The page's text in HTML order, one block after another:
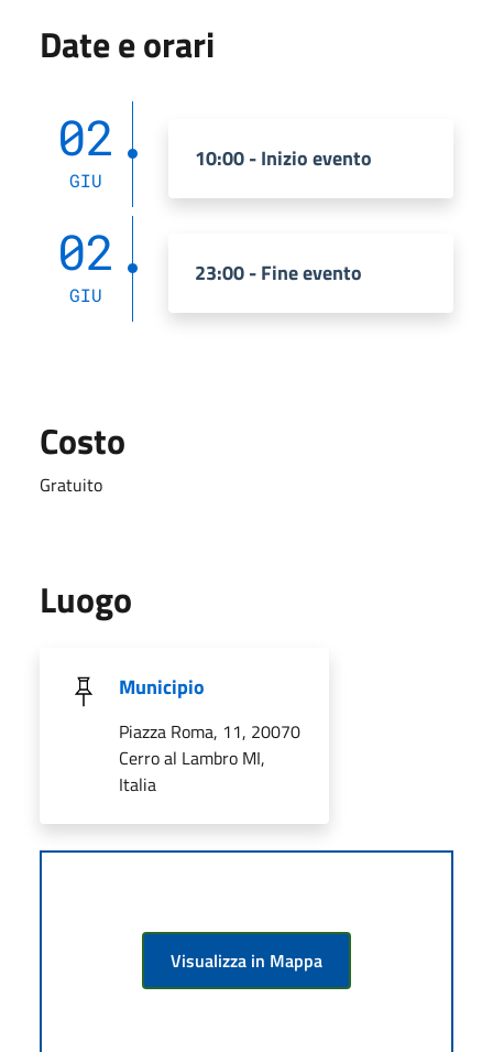
Date e orari
02
GIU
10:00 - Inizio evento
02
GIU
23:00 - Fine evento
Costo
Gratuito
Luogo
Municipio
Piazza Roma, 11, 20070
Cerro al Lambro MI,
Italia
Visualizza in Mappa